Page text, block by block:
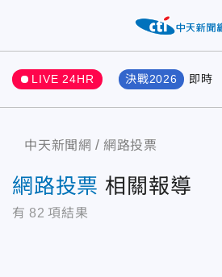
LIVE 24HR 決戰2026 即時
中天新聞網 網路投票
網路投票 相關報導
有 82 項結果